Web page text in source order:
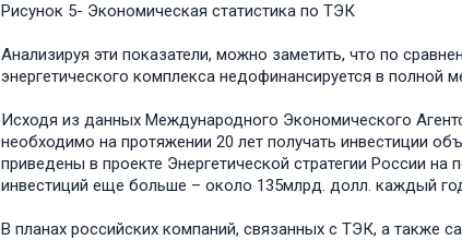
Рисунок 5- Экономическая статистика по ТЭК
Анализируя эти показатели, можно заметить, что по
энергетического комплекса недофинансируется в полной
Исходя из данных Международного Экономического
необходимо на протяжении 20 лет получать инвестиции
приведены в проекте Энергетической стратегии России
инвестиций еще больше – около 135млрд. долл. каждый
В планах российских компаний, связанных с ТЭК, а также